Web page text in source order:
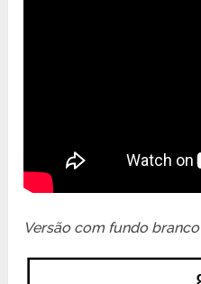
Versão com fundo branco